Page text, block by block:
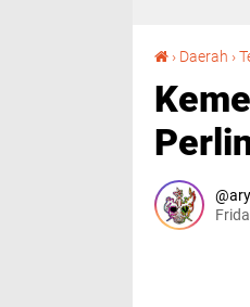
› Daerah ›